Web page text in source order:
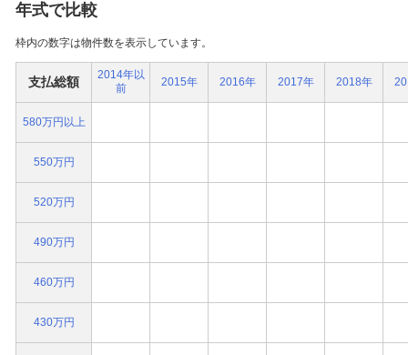
年式で比較
枠内の数字は物件数を表示しています。
支払総額
580万円以上
550万円
520万円
490万円
460万円
430万円
2014年以
前
2015年 2016年 2017年 2018年